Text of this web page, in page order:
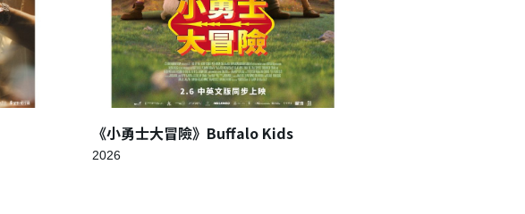
《小勇士大冒險》Buffalo Kids
2026